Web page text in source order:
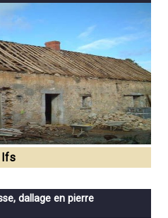
Ifs
dallage en pierre